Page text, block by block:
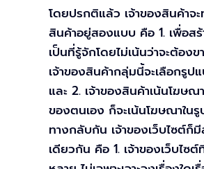
โดยปรกติแล้ว เจ้าของสินค้าจ
สินค้าอยู่สองแบบ คือ 1. เพื่อส
เป็นที่รู้จักโดยไม่เน้นว่าจะต้อง
เจ้าของสินค้ากลุ่มนี้จะเลือกรูป
และ 2. เจ้าของสินค้าเน้นโฆษณ
ของตนเอง ก็จะเน้นโฆษณาใน
ทางกลับกัน เจ้าของเว็บไซต์ก็
เดียวกัน คือ 1. เจ้าของเว็บไซต์